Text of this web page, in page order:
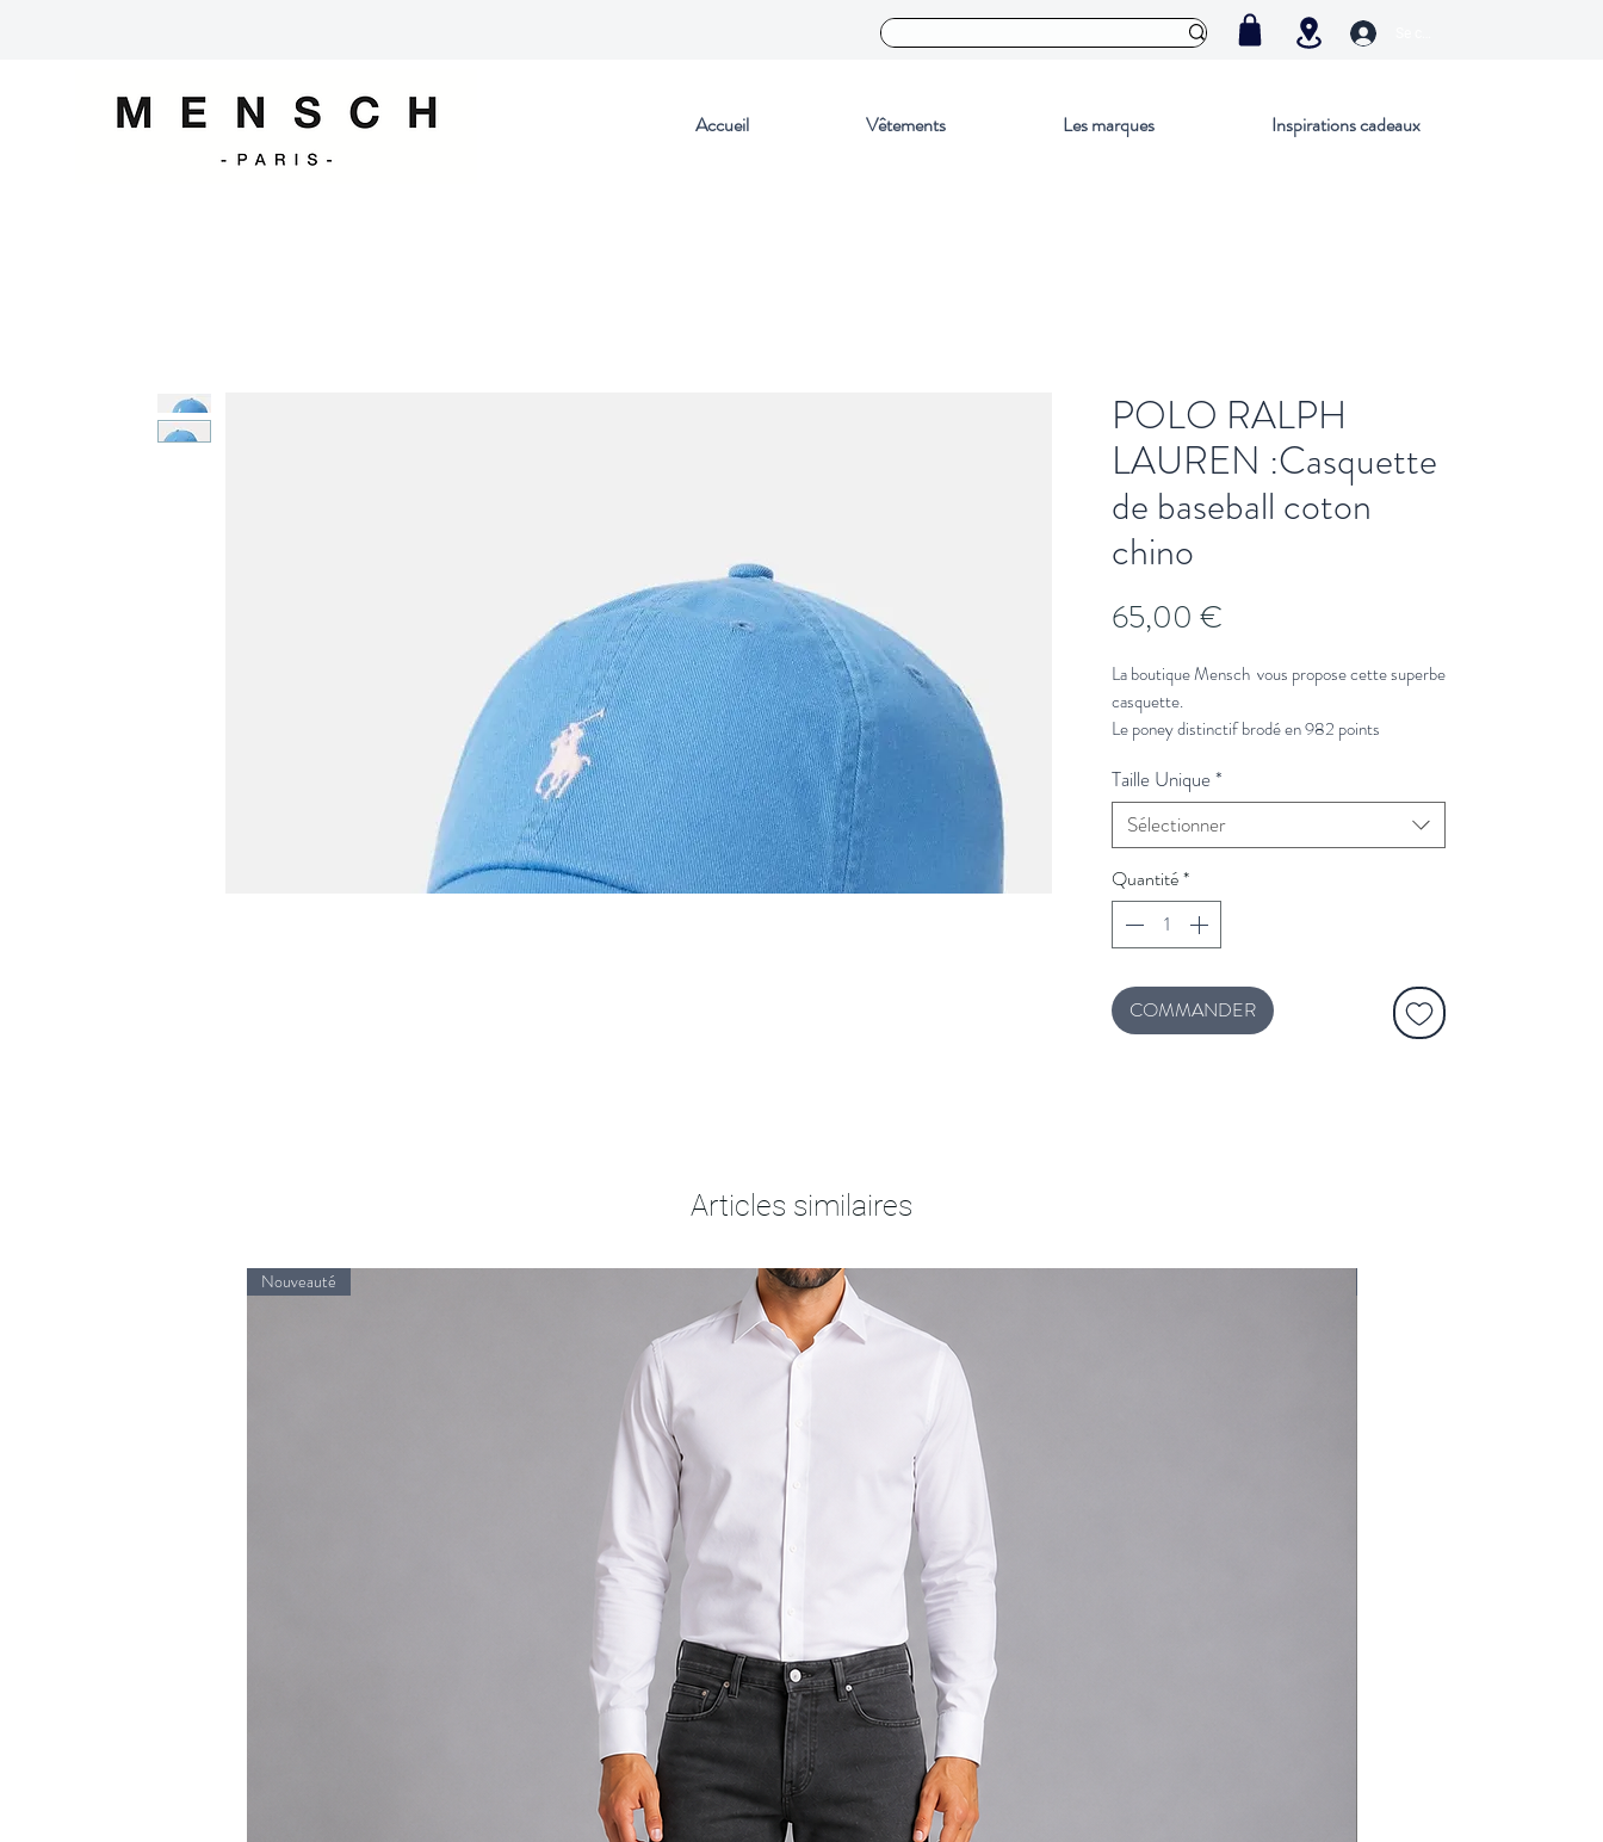
Accueil Vêtements Les marques Inspirations cadeaux
POLO RALPH
LAUREN :Casquette
de baseball coton
chino
65,00 €
La boutique Mensch vous propose cette superbe
casquette.
Le poney distinctif brodé en 982 points
un look résolument Polo. Confectionné en sergé
Better Cotton™, ce modèle est émaillé de notre
logo et une sangle à boucle à l'arrière.
100% Coton
Taille Unique*
Sélectionner
Quantité*
COMMANDER
Articles similaires
Nouveauté